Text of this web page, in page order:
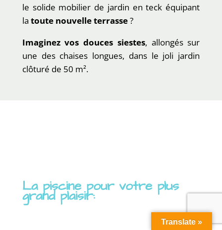
le solide mobilier de jardin en teck équipant
la toute nouvelle terrasse?
Imaginez vos douces siestes, allongés sur
une des chaises longues, dans le joli jardin
clôturé de 50 m².
La piscine pour votre plus
grand plaisir:
Translate »